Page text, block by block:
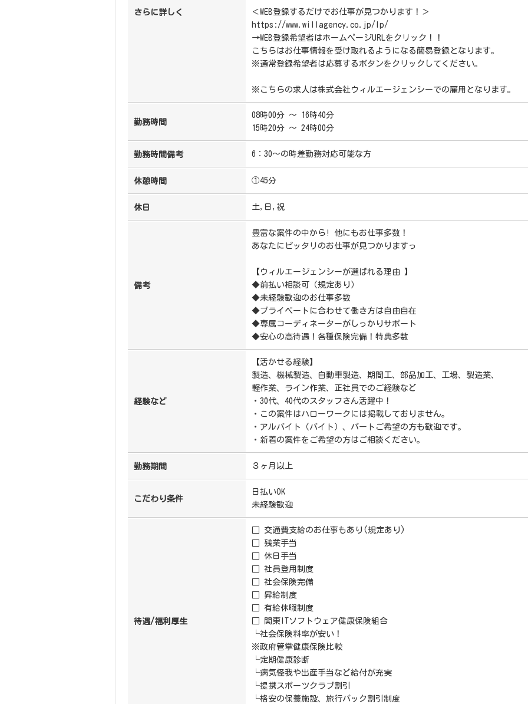
さらに詳しく
＜WEB登録するだけでお仕事が見つかります！＞
https://www.willagency.co.jp/lp/
→WEB登録希望者はホームページURLをクリック！！
こちらはお仕事情報を受け取れるようになる簡易登録となります。
※通常登録希望者は応募するボタンをクリックしてください。
※こちらの求人は株式会社ウィルエージェンシーでの雇用となります。
勤務時間
08時00分 ～ 16時40分
15時20分 ～ 24時00分
勤務時間備考 6：30～の時差勤務対応可能な方
休憩時間 ①45分
休日 土,日,祝
備考
豊富な案件の中から! 他にもお仕事多数！
あなたにピッタリのお仕事が見つかりますっ
【ウィルエージェンシーが選ばれる理由 】
◆前払い相談可（規定あり）
◆未経験歓迎のお仕事多数
◆プライベートに合わせて働き方は自由自在
◆専属コーディネーターがしっかりサポート
◆安心の高待遇！各種保険完備！特典多数
経験など
【活かせる経験】
製造、機械製造、自動車製造、期間工、部品加工、工場、製造業、
軽作業、ライン作業、正社員でのご経験など
・30代、40代のスタッフさん活躍中！
・この案件はハローワークには掲載しておりません。
・アルバイト（バイト）、パートご希望の方も歓迎です。
・新着の案件をご希望の方はご相談ください。
勤務期間 ３ヶ月以上
こだわり条件
日払いOK
未経験歓迎
待遇/福利厚生
□ 交通費支給のお仕事もあり(規定あり)
□ 残業手当
□ 休日手当
□ 社員登用制度
□ 社会保険完備
□ 昇給制度
□ 有給休暇制度
□ 関東ITソフトウェア健康保険組合
└社会保険料率が安い！
※政府管掌健康保険比較
└定期健康診断
└病気怪我や出産手当など給付が充実
└提携スポーツクラブ割引
└格安の保養施設、旅行パック割引制度